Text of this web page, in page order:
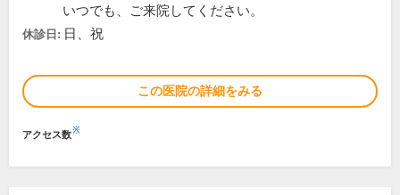
いつでも、ご来院してください。
休診日: 日、祝
この医院の詳細をみる
アクセス数※